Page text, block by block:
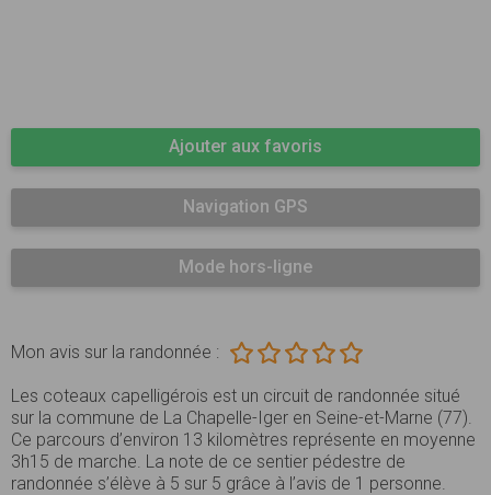
Ajouter aux favoris
Navigation GPS
Mode hors-ligne
Mon avis sur la randonnée :
Les coteaux capelligérois est un circuit de randonnée situé
sur la commune de La Chapelle-Iger en Seine-et-Marne (77).
Ce parcours d’environ 13 kilomètres représente en moyenne
3h15 de marche. La note de ce sentier pédestre de
randonnée s’élève à 5 sur 5 grâce à l’avis de 1 personne.